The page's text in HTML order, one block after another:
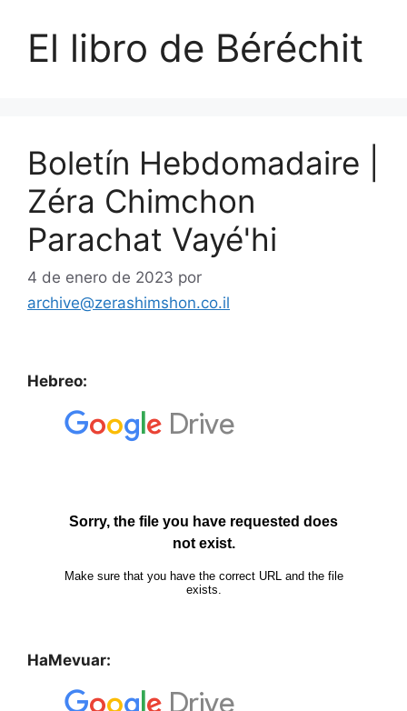
El libro de Béréchit
Boletín Hebdomadaire |
Zéra Chimchon
Parachat Vayé'hi
4 de enero de 2023 por
archive@zerashimshon.co.il
Hebreo:
HaMevuar: